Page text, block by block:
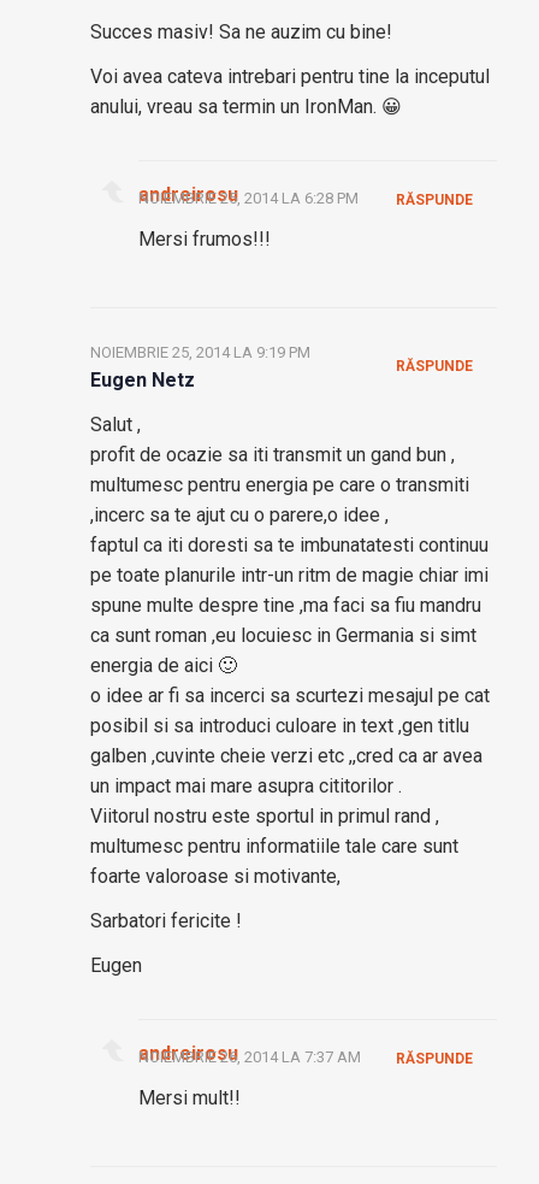
Succes masiv! Sa ne auzim cu bine!
Voi avea cateva intrebari pentru tine la inceputul
anului, vreau sa termin un IronMan. 😀
andreirosu
NOIEMBRIE 25, 2014 LA 6:28 PM
Mersi frumos!!!
RĂSPUNDE
Eugen Netz
NOIEMBRIE 25, 2014 LA 9:19 PM
Salut ,
profit de ocazie sa iti transmit un gand bun ,
multumesc pentru energia pe care o transmiti
,incerc sa te ajut cu o parere,o idee ,
faptul ca iti doresti sa te imbunatatesti continuu
pe toate planurile intr-un ritm de magie chiar imi
spune multe despre tine ,ma faci sa fiu mandru
ca sunt roman ,eu locuiesc in Germania si simt
energia de aici 🙂
o idee ar fi sa incerci sa scurtezi mesajul pe cat
posibil si sa introduci culoare in text ,gen titlu
galben ,cuvinte cheie verzi etc ,,cred ca ar avea
un impact mai mare asupra cititorilor .
Viitorul nostru este sportul in primul rand ,
multumesc pentru informatiile tale care sunt
foarte valoroase si motivante,
Sarbatori fericite !
Eugen
RĂSPUNDE
andreirosu
NOIEMBRIE 26, 2014 LA 7:37 AM
Mersi mult!!
RĂSPUNDE